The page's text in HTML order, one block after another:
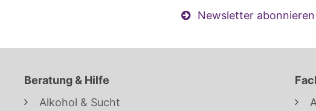
Newsletter abonnieren
Beratung & Hilfe
Alkohol & Sucht